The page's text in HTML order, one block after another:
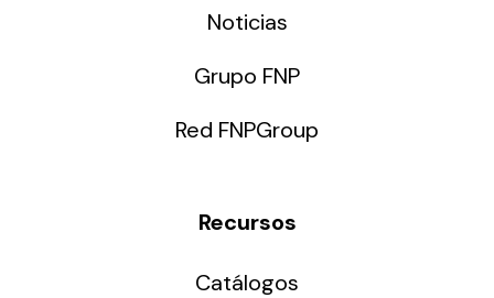
Noticias
Grupo FNP
Red FNPGroup
Recursos
Catálogos